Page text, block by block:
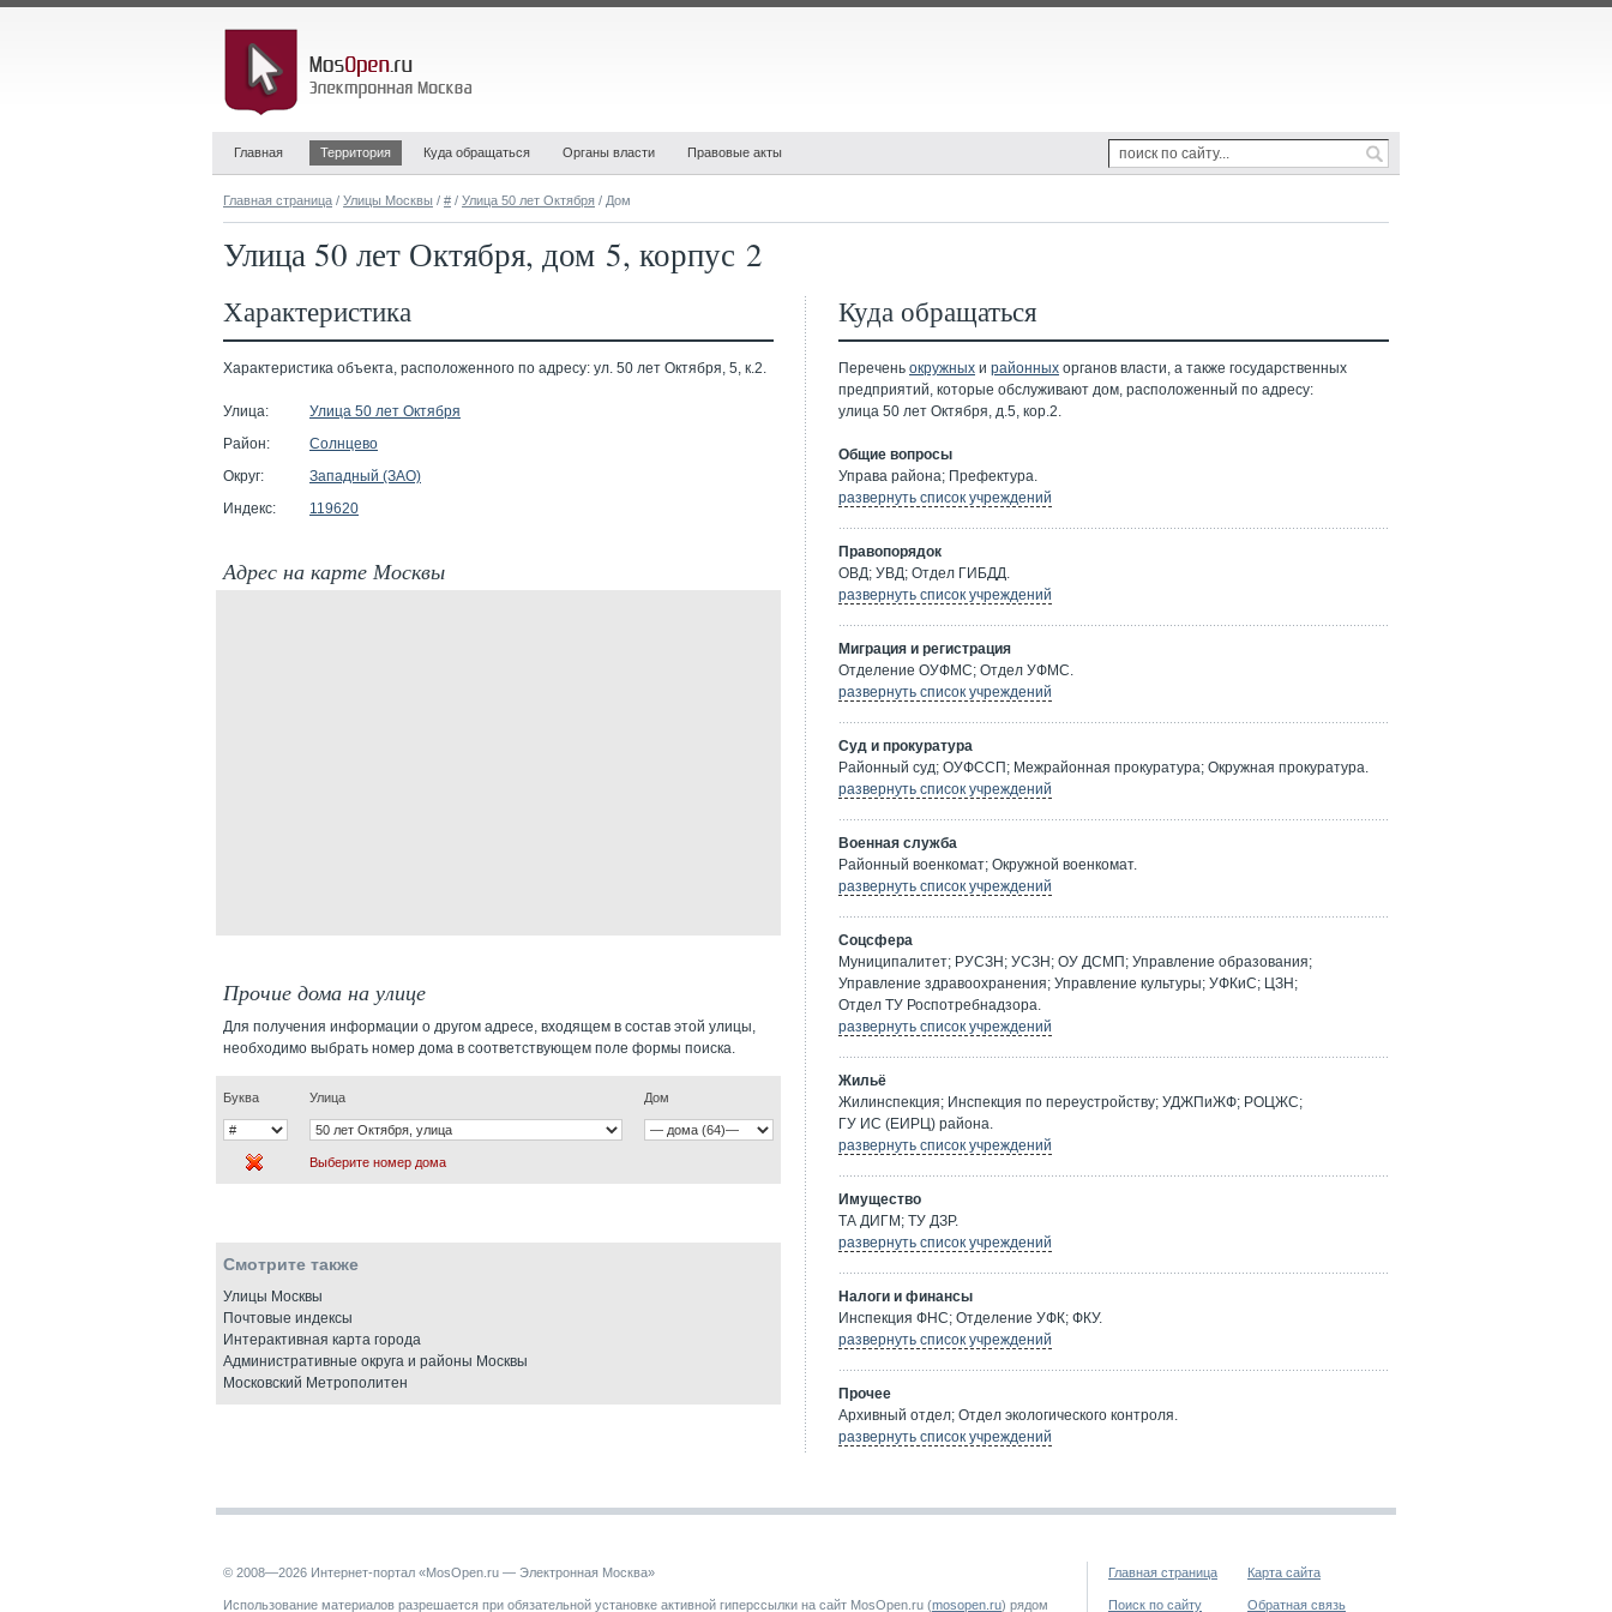
Главная Территория Куда обращаться Органы власти Правовые акты
Главная страница / Улицы Москвы / # / Улица 50 лет Октября / Дом
Улица 50 лет Октября, дом 5, корпус 2
Характеристика
Характеристика объекта, расположенного по адресу: ул. 50 лет Октября, 5, к.2.
Улица:
Улица 50 лет Октября
Район:
Солнцево
Округ:
Западный (ЗАО)
Индекс:
119620
Адрес на карте Москвы
Прочие дома на улице
Для получения информации о другом адресе, входящем в состав этой улицы,
необходимо выбрать номер дома в соответствующем поле формы поиска.
Буква Улица Дом
Выберите номер дома
Смотрите также
Улицы Москвы
Почтовые индексы
Интерактивная карта города
Административные округа и районы Москвы
Московский Метрополитен
Куда обращаться
Перечень окружных и районных органов власти, а также государственных
предприятий, которые обслуживают дом, расположенный по адресу:
улица 50 лет Октября, д.5, кор.2.
Общие вопросы
Управа района; Префектура.
развернуть список учреждений
Правопорядок
ОВД; УВД; Отдел ГИБДД.
развернуть список учреждений
Миграция и регистрация
Отделение ОУФМС; Отдел УФМС.
развернуть список учреждений
Суд и прокуратура
Районный суд; ОУФССП; Межрайонная прокуратура; Окружная прокуратура.
развернуть список учреждений
Военная служба
Районный военкомат; Окружной военкомат.
развернуть список учреждений
Соцсфера
Муниципалитет; РУСЗН; УСЗН; ОУ ДСМП; Управление образования;
Управление здравоохранения; Управление культуры; УФКиС; ЦЗН;
Отдел ТУ Роспотребнадзора.
развернуть список учреждений
Жильё
Жилинспекция; Инспекция по переустройству; УДЖПиЖФ; РОЦЖС;
ГУ ИС (ЕИРЦ) района.
развернуть список учреждений
Имущество
ТА ДИГМ; ТУ ДЗР.
развернуть список учреждений
Налоги и финансы
Инспекция ФНС; Отделение УФК; ФКУ.
развернуть список учреждений
Прочее
Архивный отдел; Отдел экологического контроля.
развернуть список учреждений
© 2008—2026 Интернет-портал «MosOpen.ru — Электронная Москва»
Использование материалов разрешается при обязательной установке активной гиперссылки на сайт MosOpen.ru (mosopen.ru) рядом
Главная страница Карта сайта
Поиск по сайту Обратная связь